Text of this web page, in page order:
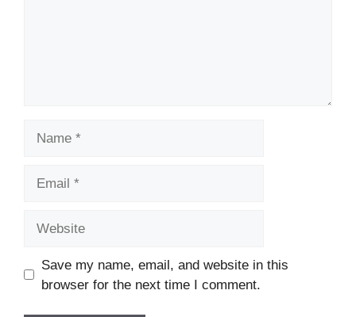
Save my name, email, and website in this
browser for the next time I comment.